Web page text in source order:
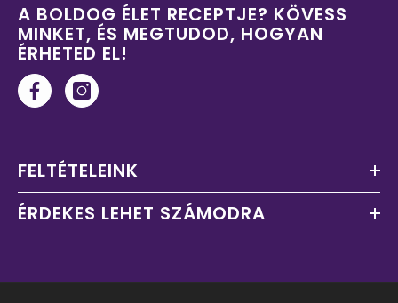
A BOLDOG ÉLET RECEPTJE? KÖVESS
MINKET, ÉS MEGTUDOD, HOGYAN
ÉRHETED EL!
FELTÉTELEINK
ÉRDEKES LEHET SZÁMODRA